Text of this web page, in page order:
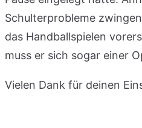
Schulterprobleme
das Handballspielen
muss er sich sogar einer
Vielen Dank für deinen